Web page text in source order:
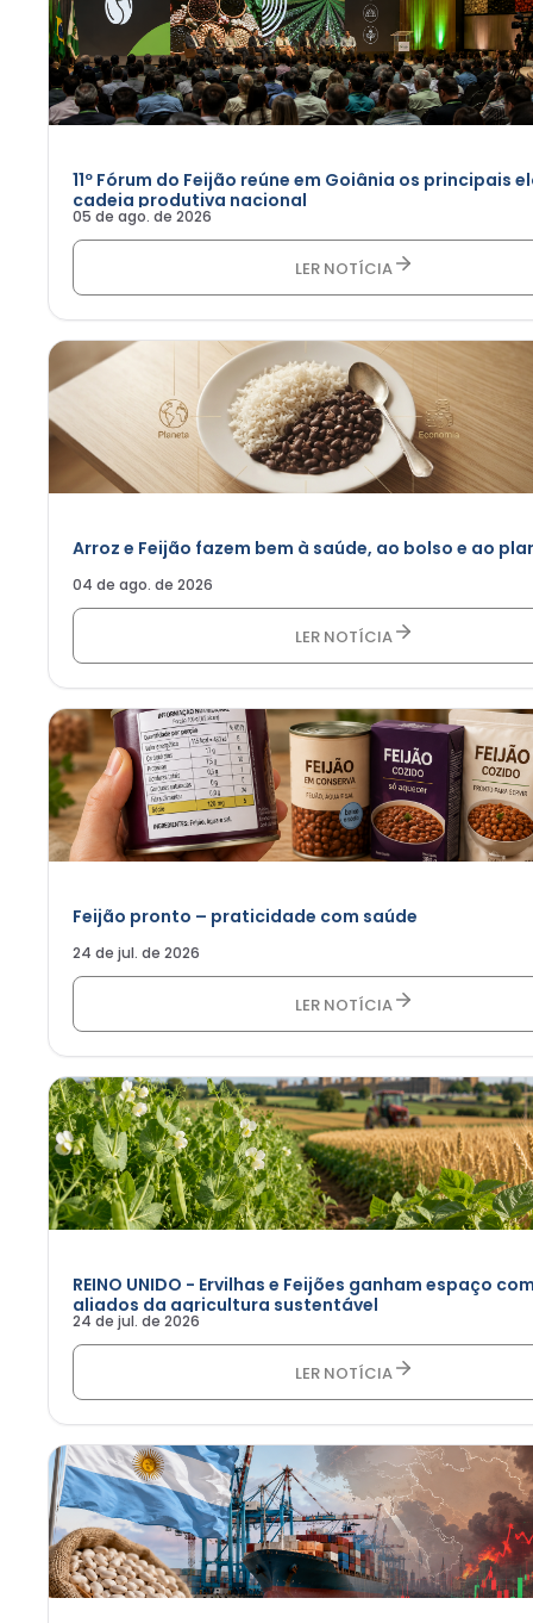
11º Fórum do Feijão reúne em Goiânia os principais
cadeia produtiva nacional
05 de ago. de 2026
LER NOTÍCIA
Arroz e Feijão fazem bem à saúde, ao bolso e ao
04 de ago. de 2026
LER NOTÍCIA
Feijão pronto – praticidade com saúde
24 de jul. de 2026
LER NOTÍCIA
REINO UNIDO - Ervilhas e Feijões ganham espaço
aliados da agricultura sustentável
24 de jul. de 2026
LER NOTÍCIA